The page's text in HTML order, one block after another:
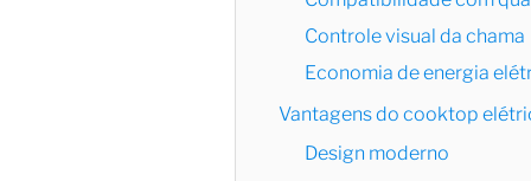
Controle visual da chama
Economia de energia
Vantagens do cooktop
Design moderno